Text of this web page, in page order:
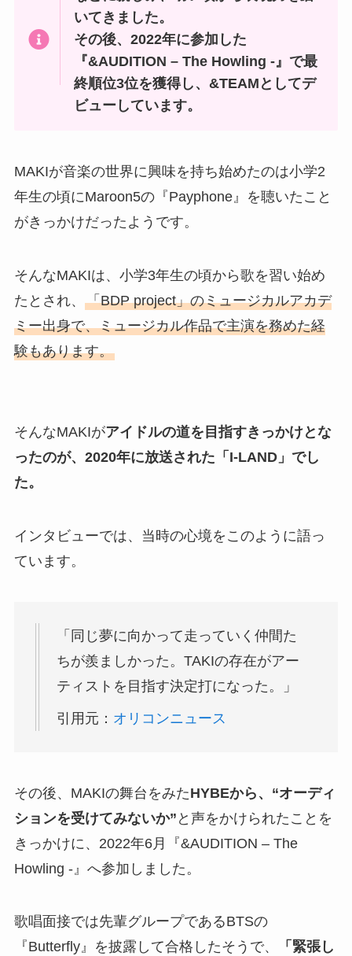
いてきました。
その後、2022年に参加した
『&AUDITION – The Howling -』で最
終順位3位を獲得し、&TEAMとしてデ
ビューしています。
MAKIが音楽の世界に興味を持ち始めたのは小学2
年生の頃にMaroon5の『Payphone』を聴いたこと
がきっかけだったようです。
そんなMAKIは、小学3年生の頃から歌を習い始め
たとされ、 「BDP project」のミュージカルアカデ
ミー出身で、ミュージカル作品で主演を務めた経
験もあります。
そんなMAKIがアイドルの道を目指すきっかけとな
ったのが、2020年に放送された「I-LAND」でし
た。
インタビューでは、当時の心境をこのように語っ
ています。
「同じ夢に向かって走っていく仲間た
ちが羨ましかった。TAKIの存在がアー
ティストを目指す決定打になった。」
引用元： オリコンニュース
その後、MAKIの舞台をみたHYBEから、“オーディ
ションを受けてみないか” と声をかけられたことを
きっかけに、2022年6月『&AUDITION – The
Howling -』へ参加しました。
歌唱面接では先輩グループであるBTSの
『Butterfly』を披露して合格したそうで、
「緊張し